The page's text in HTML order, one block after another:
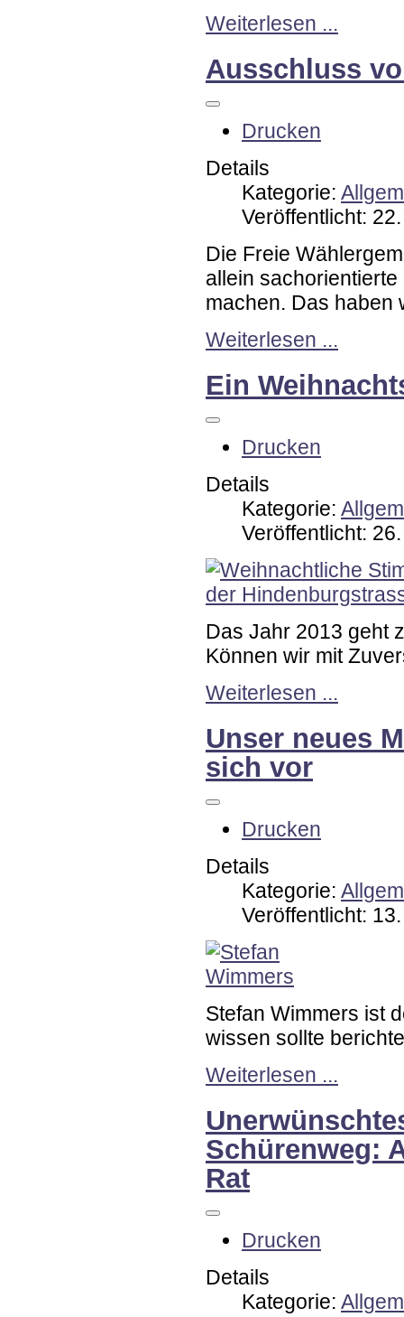
Weiterlesen ...
Ausschluss
Drucken
Details
Kategorie:
Veröffentlicht:
Die Freie
allein
machen. Das haben
Weiterlesen ...
Ein
Drucken
Details
Kategorie:
Veröffentlicht:
Das Jahr 2013 geht
Können wir mit
Weiterlesen ...
Unser neues
sich vor
Drucken
Details
Kategorie:
Veröffentlicht:
Stefan Wimmers ist
wissen sollte
Weiterlesen ...
Schürenweg:
Rat
Drucken
Details
Kategorie: